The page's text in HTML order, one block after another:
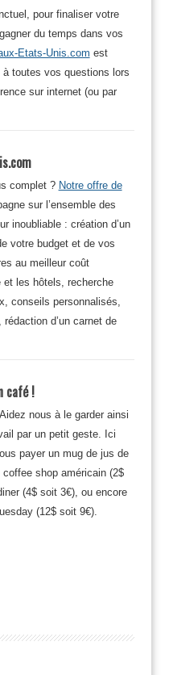
pour finaliser votre
du temps dans vos
Etats-Unis.com est
toutes vos questions lors
sur internet (ou par
complet ? Notre offre de
sur l’ensemble des
inoubliable : création d’un
votre budget et de vos
au meilleur coût
et les hôtels, recherche
conseils personnalisés,
d’un carnet de
café !
nous à le garder ainsi
par un petit geste. Ici
payer un mug de jus de
shop américain (2$
(4$ soit 3€), ou encore
(12$ soit 9€).